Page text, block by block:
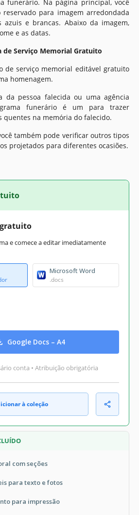
funerário. Na página principal, você
para imagem arredondada
azuis e brancas. Abaixo da imagem,
e as datas.
de Serviço Memorial Gratuito
de serviço memorial editável gratuito
homenagem.
da pessoa falecida ou uma agência
funerário é um para trazer
quentes na memória do falecido.
também pode verificar outros tipos
projetados para diferentes ocasiões.
e comece a editar imediatamente
Microsoft Word
.docs
Google Docs – A4
conta • Atribuição obrigatória
à coleção
com seções
para texto e fotos
para impressão